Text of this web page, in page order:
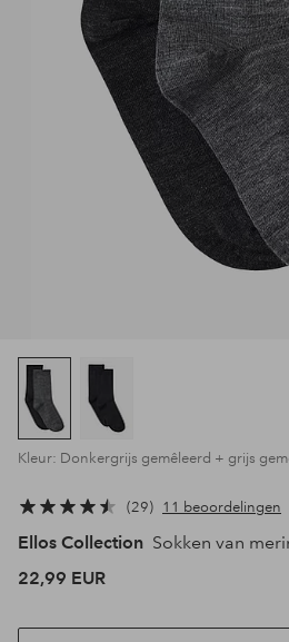
Kleur: Donkergrijs gemêleerd + grijs
29 11 beoordelingen
Ellos Collection Sokken van
22,99 EUR